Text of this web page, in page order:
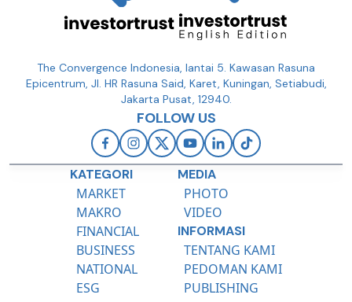
The Convergence Indonesia, lantai 5. Kawasan Rasuna
Epicentrum, Jl. HR Rasuna Said, Karet, Kuningan, Setiabudi,
Jakarta Pusat, 12940.
FOLLOW US
KATEGORI
MARKET
MAKRO
FINANCIAL
BUSINESS
NATIONAL
ESG
MEDIA
PHOTO
VIDEO
INFORMASI
TENTANG KAMI
PEDOMAN KAMI
PUBLISHING